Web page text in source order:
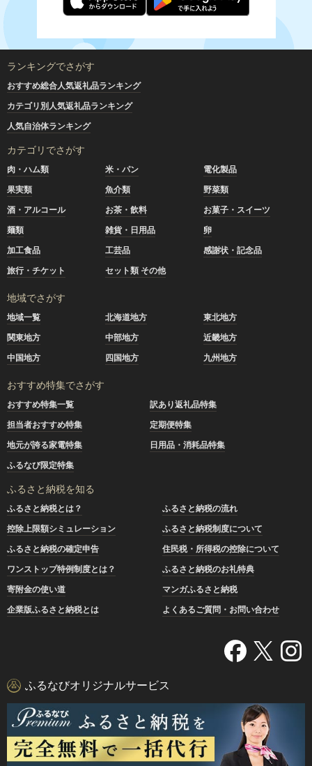
ランキングでさがす
おすすめ総合人気返礼品ランキング
カテゴリ別人気返礼品ランキング
人気自治体ランキング
カテゴリでさがす
肉・ハム類 米・パン
電化製品
果実類
魚介類
野菜類
酒・アルコール
お茶・飲料
お菓子・スイーツ
麺類
雑貨・日用品
卵
加工食品
工芸品
感謝状・記念品
旅行・チケット
セット類 その他
地域でさがす
地域一覧 北海道地方
東北地方
関東地方
中部地方
近畿地方
中国地方
四国地方 九州地方
おすすめ特集でさがす
おすすめ特集一覧
訳あり返礼品特集
担当者おすすめ特集
定期便特集
地元が誇る家電特集
日用品・消耗品特集
ふるなび限定特集
ふるさと納税を知る
ふるさと納税とは？
ふるさと納税の流れ
控除上限額シミュレーション
ふるさと納税制度について
ふるさと納税の確定申告
住民税・所得税の控除について
ワンストップ特例制度とは？
ふるさと納税のお礼特典
寄附金の使い道
マンガふるさと納税
企業版ふるさと納税とは
よくあるご質問・お問い合わせ
ふるなびオリジナルサービス